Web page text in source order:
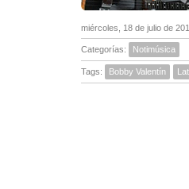
miércoles, 18 de julio de
Categorías: Notimúsica
Tags: Bobby Valentín